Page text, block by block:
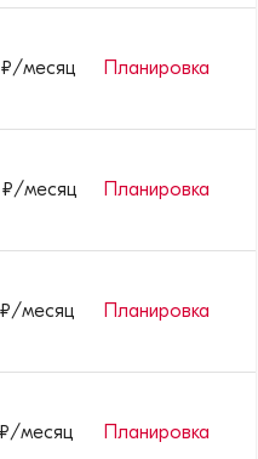
₽/месяц Планировка
₽/месяц Планировка
₽/месяц Планировка
₽/месяц Планировка